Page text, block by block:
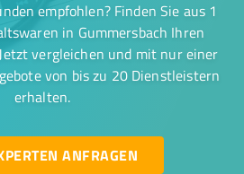
empfohlen? Finden Sie aus 1
in Gummersbach Ihren
vergleichen und mit nur einer
von bis zu 20 Dienstleistern
erhalten.
ANFRAGEN